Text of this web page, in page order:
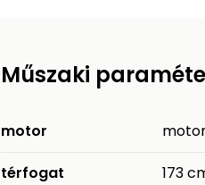
Műszaki
motor
térfogat 173